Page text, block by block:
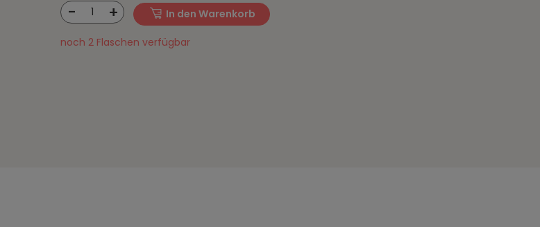
- 1 + In den Warenkorb
noch 2 Flaschen verfügbar